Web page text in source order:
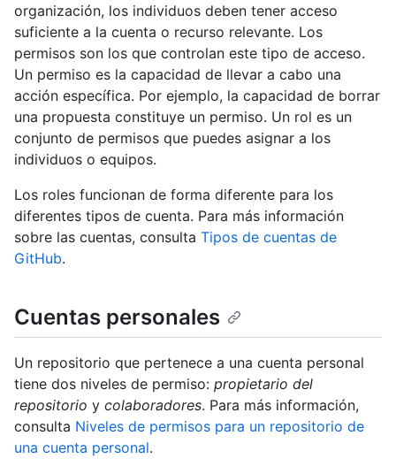
organización, los individuos deben tener acceso
suficiente a la cuenta o recurso relevante. Los
permisos son los que controlan este tipo de acceso.
Un permiso es la capacidad de llevar a cabo una
acción específica. Por ejemplo, la capacidad de borrar
una propuesta constituye un permiso. Un rol es un
conjunto de permisos que puedes asignar a los
individuos o equipos.
Los roles funcionan de forma diferente para los
diferentes tipos de cuenta. Para más información
sobre las cuentas, consulta Tipos de cuentas de
GitHub.
Cuentas personales
Un repositorio que pertenece a una cuenta personal
tiene dos niveles de permiso: propietario del
repositorio y colaboradores. Para más información,
consulta Niveles de permisos para un repositorio de
una cuenta personal.